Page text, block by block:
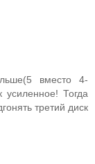
вместо 4-
усиленное! Тогда
третий диск